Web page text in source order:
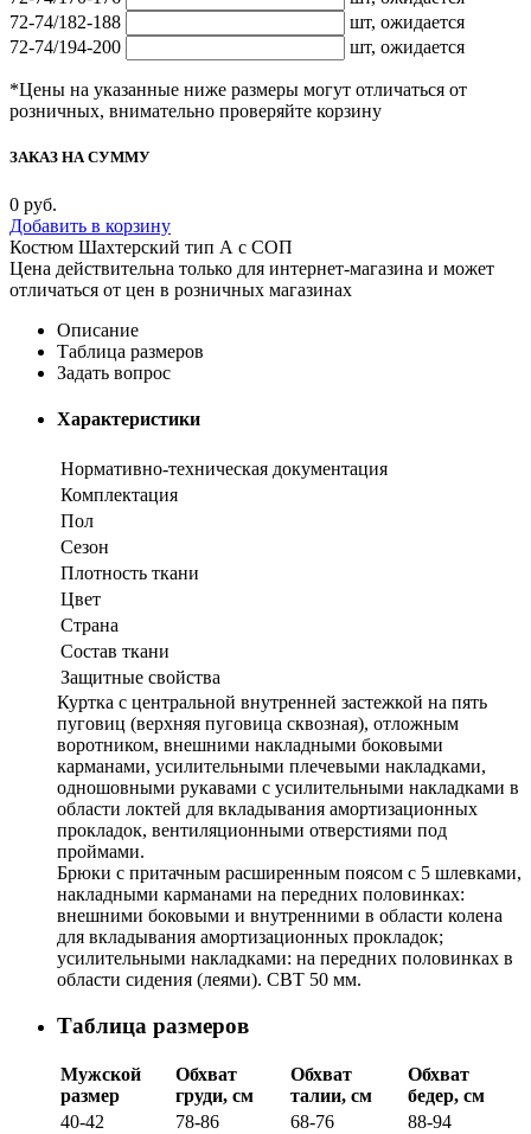
72-74/182-188
шт, ожидается
72-74/194-200
шт, ожидается
*Цены на указанные ниже размеры могут отличаться от
розничных, внимательно проверяйте корзину
ЗАКАЗ НА СУММУ
0 руб.
Добавить в корзину
Костюм Шахтерский тип А с СОП
Цена действительна только для интернет-магазина и может
отличаться от цен в розничных магазинах
Описание
Таблица размеров
Задать вопрос
Характеристики
Нормативно-техническая документация
Комплектация
Пол
Сезон
Плотность ткани
Цвет
Страна
Состав ткани
Защитные свойства
Куртка с центральной внутренней застежкой на пять
пуговиц (верхняя пуговица сквозная), отложным
воротником, внешними накладными боковыми
карманами, усилительными плечевыми накладками,
одношовными рукавами с усилительными накладками в
области локтей для вкладывания амортизационных
прокладок, вентиляционными отверстиями под
проймами.
Брюки с притачным расширенным поясом с 5 шлевками,
накладными карманами на передних половинках:
внешними боковыми и внутренними в области колена
для вкладывания амортизационных прокладок;
усилительными накладками: на передних половинках в
области сидения (леями). СВТ 50 мм.
Таблица размеров
Мужской
размер
Обхват
груди, см
Обхват
талии, см
Обхват
бедер, см
40-42
78-86 68-76
88-94